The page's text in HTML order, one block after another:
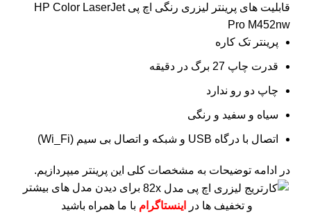
قابلیت های پرینتر لیزری رنگی اچ پی HP Color LaserJet
Pro M452nw
پرینتر تک کاره
قدرت چاپ 27 برگ در دقیقه
چاپ دو رو ندارد
سیاه و سفید و رنگی
اتصال با درگاه USB و شبکه و اتصال بی سیم (Wi_Fi)
در ادامه توضیحات به مشخصات کلی این پرینتر میپردازیم.
برای دیدن مدل های بیشتر
و تخفیف ها در
اینستاگرام با ما همراه باشید